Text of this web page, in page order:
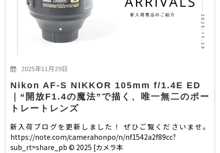
2025年11月29日
Nikon AF-S NIKKOR 105mm f/1.4E ED
｜“開放F1.4の魔法”で描く、唯一無二のポー
トレートレンズ
新入荷ブログを更新しました！ ぜひご覧くださいませ。
https://note.com/camerahonpo/n/nf1542a2f89cc?
sub_rt=share_pb © 2025 [カメラ本